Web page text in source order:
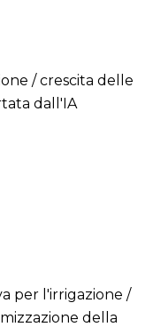
/ crescita delle
dall'IA
per l'irrigazione /
della